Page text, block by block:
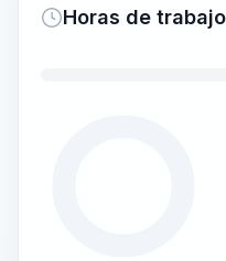
Horas de trabajo